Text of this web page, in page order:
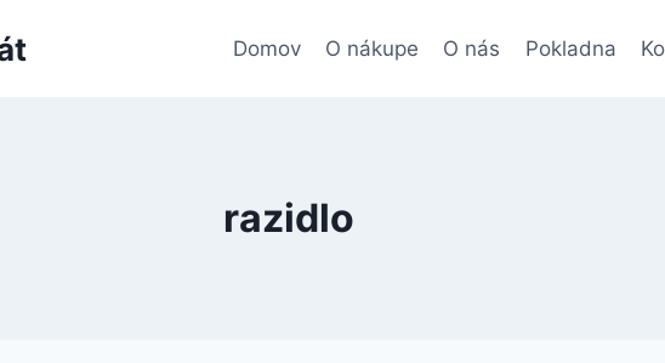
Domov O nákupe O nás Pokladna
razidlo